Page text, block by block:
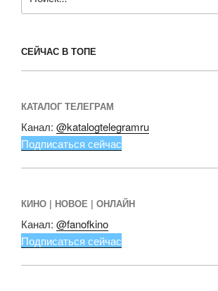
СЕЙЧАС В ТОПЕ
КАТАЛОГ ТЕЛЕГРАМ
Канал: @katalogtelegramru
Подписаться сейчас
КИНО | НОВОЕ | ОНЛАЙН
Канал: @fanofkino
Подписаться сейчас